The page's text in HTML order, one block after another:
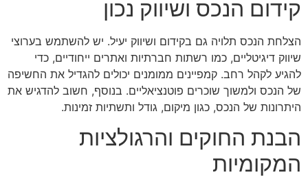
קידום הנכס ושיווק נכון
הצלחת הנכס תלויה גם בקידום ושיווק יעיל. יש להשתמש בערוצי
שיווק דיגיטליים, כמו רשתות חברתיות ואתרים ייחודיים, כדי
להגיע לקהל רחב. קמפיינים ממומנים יכולים להגדיל את החשיפה
של הנכס ולמשוך שוכרים פוטנציאליים. בנוסף, חשוב להדגיש את
היתרונות של הנכס, כגון מיקום, גודל ותשתיות זמינות.
הבנת החוקים והרגולציות
המקומיות